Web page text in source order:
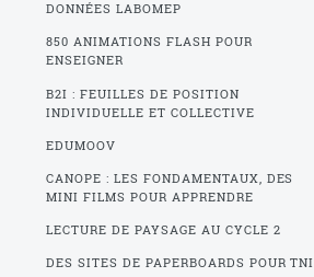
DONNÉES LABOMEP
850 ANIMATIONS FLASH POUR
ENSEIGNER
B2I : FEUILLES DE POSITION
INDIVIDUELLE ET COLLECTIVE
EDUMOOV
CANOPE : LES FONDAMENTAUX, DES
MINI FILMS POUR APPRENDRE
LECTURE DE PAYSAGE AU CYCLE 2
DES SITES DE PAPERBOARDS POUR TNI